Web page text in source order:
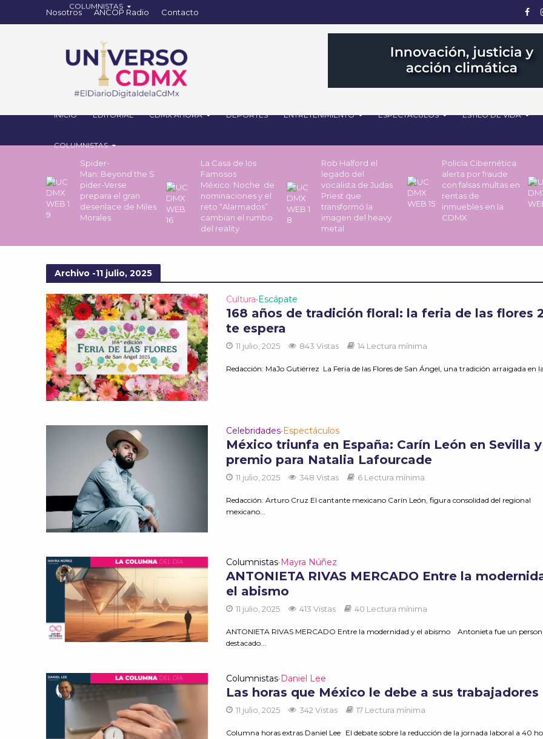
Nosotros ANCOP Radio Contacto
INICIO EDITORIAL CDMX AHORA DEPORTES ENTRETENIMIENTO ESPECTÁCULOS ESTILO DE VIDA
COLUMNISTAS
Spider-
Man: Beyond the S
pider-Verse
prepara el gran
desenlace de Miles
Morales
La Casa de los
Famosos
México: Noche de
nominaciones y el
reto “Alarmados”
cambian el rumbo
del reality
Rob Halford el
legado del
vocalista de Judas
Priest que
transformó la
imagen del heavy
metal
Policía Cibernética
alerta por fraude
con falsas multas en
rentas de
inmuebles en la
CDMX
Archivo -11 julio, 2025
Cultura•Escápate
168 años de tradición floral: la feria de las flores
te espera
11 julio, 2025 843 Vistas 14 Lectura mínima
Redacción: MaJo Gutiérrez La Feria de las Flores de San Ángel, una tradición arraigada en
Celebridades•Espectáculos
México triunfa en España: Carín León en Sevilla y
premio para Natalia Lafourcade
11 julio, 2025 348 Vistas 6 Lectura mínima
Redacción: Arturo Cruz El cantante mexicano Carín León, figura consolidad del regional
mexicano...
Columnistas•Mayra Núñez
ANTONIETA RIVAS MERCADO Entre la
el abismo
11 julio, 2025 413 Vistas 40 Lectura mínima
ANTONIETA RIVAS MERCADO Entre la modernidad y el abismo Antonieta fue un
destacado...
Columnistas•Daniel Lee
Las horas que México le debe a sus trabajadores
11 julio, 2025 342 Vistas 17 Lectura mínima
Columna horas extras Daniel Lee El debate sobre la reducción de la jornada laboral a 40